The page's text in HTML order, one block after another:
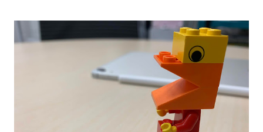
糧になりそうな案だ。 NEVER STOP,NEVER GIVE UP
りしていた。 とにかくこの試合の論点は「①セレッソ大阪が勝
利すること②北海道コンサドーレ札幌が川崎フロンターレに勝
利するまたは引き分けること」。だった。ACLへのチャレンジ
の気持ちも無くはない（これは更に他力本願）が、それ以上に4
位というポジションに着くことを熱望していたのだ。 そんな思
いもあり、セレッソ大阪の試合も大事だったが時間の大半Jリー
グアプリを見ながら過ごしていた。この時期でなければ、得点